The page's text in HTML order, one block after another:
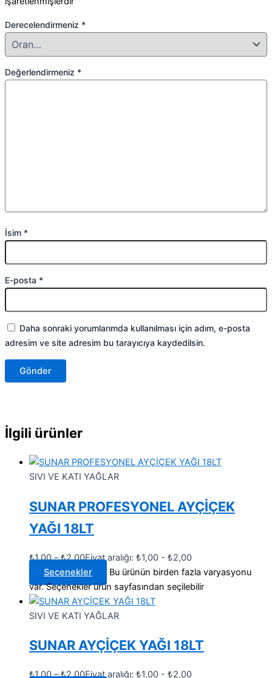
Derecelendirmeniz *
Değerlendirmeniz *
İsim *
E-posta *
Daha sonraki yorumlarımda kullanılması için adım, e-posta
adresim ve site adresim bu tarayıcıya kaydedilsin.
İlgili ürünler
SIVI VE KATI YAĞLAR
SUNAR PROFESYONEL AYÇİÇEK
YAĞI 18LT
₺1,00 –₺2,00Fiyat aralığı: ₺1,00 - ₺2,00
Seçenekler
Bu ürünün birden fazla varyasyonu
var. Seçenekler ürün sayfasından seçilebilir
SIVI VE KATI YAĞLAR
SUNAR AYÇİÇEK YAĞI 18LT
₺1,00 –₺2,00Fiyat aralığı: ₺1,00 - ₺2,00